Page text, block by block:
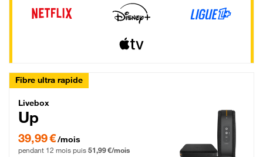
Fibre ultra rapide
Livebox Up Fibre
Livebox
Up
39,99 € par mois pendant 12 mois puis 51,99 € par mois, Engagement 12 mois
39,99 €/mois
pendant 12 mois puis 51,99 €/mois